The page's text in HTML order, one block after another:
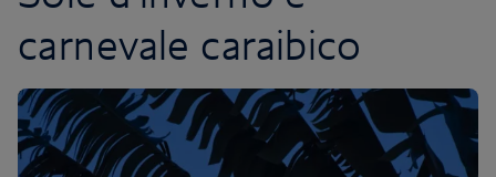
carnevale caraibico